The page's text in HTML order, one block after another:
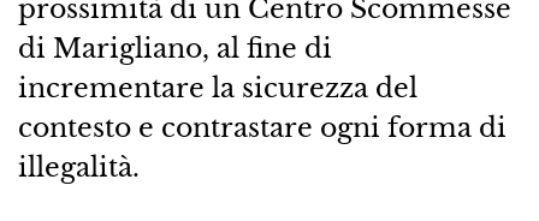
prossimità di un Centro Scommesse
di Marigliano, al fine di
incrementare la sicurezza del
contesto e contrastare ogni forma di
illegalità.